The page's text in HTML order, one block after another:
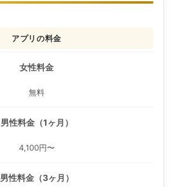
アプリの料金
女性料金
無料
男性料金（1ヶ月）
4,100円〜
男性料金（3ヶ月）